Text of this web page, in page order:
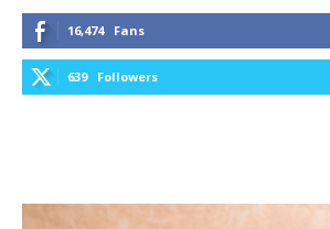
16,474 Fans
639 Followers